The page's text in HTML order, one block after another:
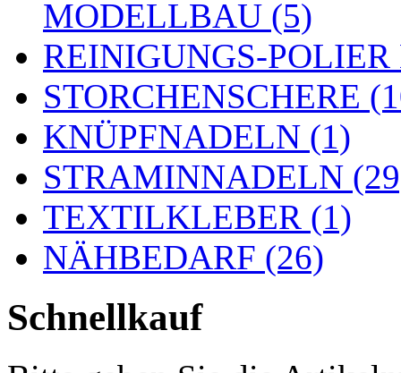
MODELLBAU (5)
REINIGUNGS-
STORCHENSCHERE
KNÜPFNADELN (1)
STRAMINNADELN
TEXTILKLEBER (1)
NÄHBEDARF (26)
Schnellkauf